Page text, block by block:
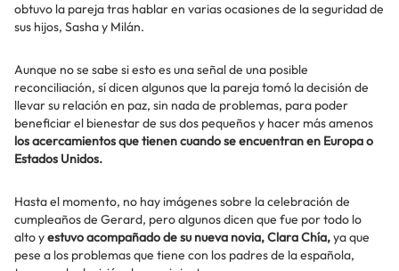
obtuvo la pareja tras hablar en varias ocasiones de la seguridad de
sus hijos, Sasha y Milán.
Aunque no se sabe si esto es una señal de una posible
reconciliación, sí dicen algunos que la pareja tomó la decisión de
llevar su relación en paz, sin nada de problemas, para poder
beneficiar el bienestar de sus dos pequeños y hacer más amenos
los acercamientos que tienen cuando se encuentran en Europa o
Estados Unidos.
Hasta el momento, no hay imágenes sobre la celebración de
cumpleaños de Gerard, pero algunos dicen que fue por todo lo
alto yestuvo acompañado de su nueva novia, Clara Chía,ya que
pese a los problemas que tiene con los padres de la española,